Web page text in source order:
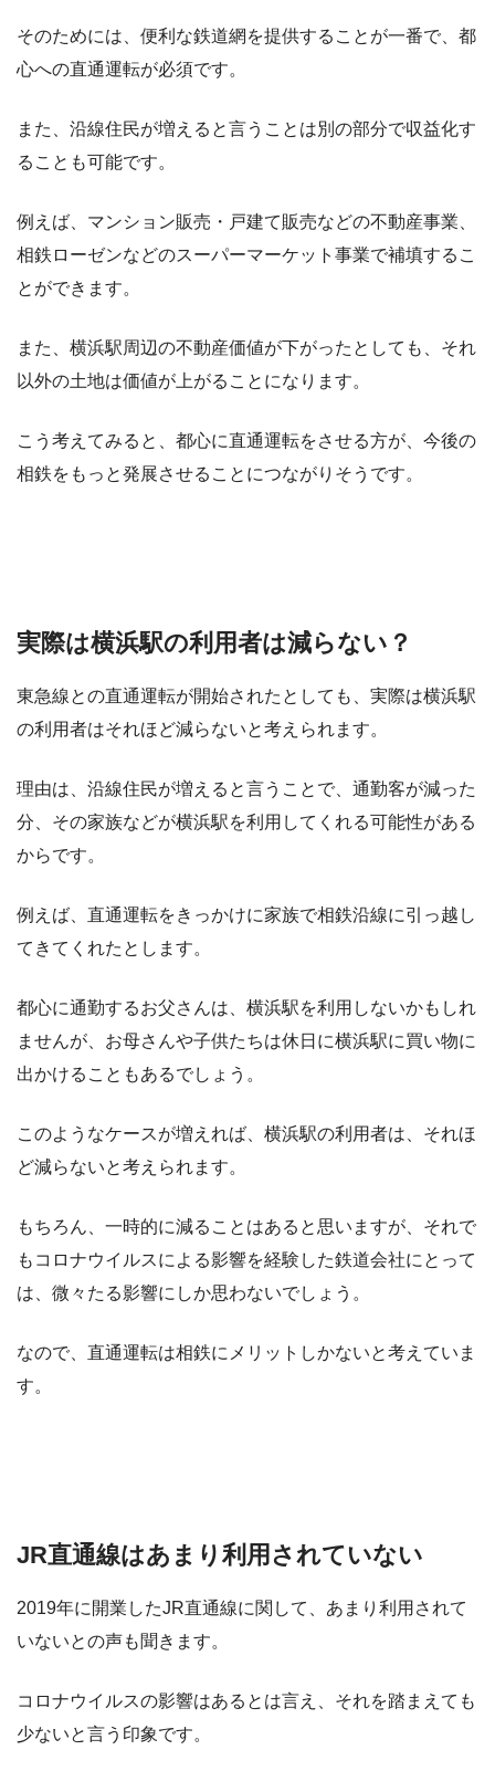
そのためには、便利な鉄道網を提供することが一番で、都
心への直通運転が必須です。
また、沿線住民が増えると言うことは別の部分で収益化す
ることも可能です。
例えば、マンション販売・戸建て販売などの不動産事業、
相鉄ローゼンなどのスーパーマーケット事業で補填するこ
とができます。
また、横浜駅周辺の不動産価値が下がったとしても、それ
以外の土地は価値が上がることになります。
こう考えてみると、都心に直通運転をさせる方が、今後の
相鉄をもっと発展させることにつながりそうです。
実際は横浜駅の利用者は減らない？
東急線との直通運転が開始されたとしても、実際は横浜駅
の利用者はそれほど減らないと考えられます。
理由は、沿線住民が増えると言うことで、通勤客が減った
分、その家族などが横浜駅を利用してくれる可能性がある
からです。
例えば、直通運転をきっかけに家族で相鉄沿線に引っ越し
てきてくれたとします。
都心に通勤するお父さんは、横浜駅を利用しないかもしれ
ませんが、お母さんや子供たちは休日に横浜駅に買い物に
出かけることもあるでしょう。
このようなケースが増えれば、横浜駅の利用者は、それほ
ど減らないと考えられます。
もちろん、一時的に減ることはあると思いますが、それで
もコロナウイルスによる影響を経験した鉄道会社にとって
は、微々たる影響にしか思わないでしょう。
なので、直通運転は相鉄にメリットしかないと考えていま
す。
JR直通線はあまり利用されていない
2019年に開業したJR直通線に関して、あまり利用されて
いないとの声も聞きます。
コロナウイルスの影響はあるとは言え、それを踏まえても
少ないと言う印象です。